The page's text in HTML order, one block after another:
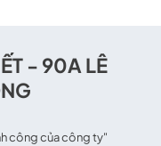
- 90A LÊ
công của công ty"